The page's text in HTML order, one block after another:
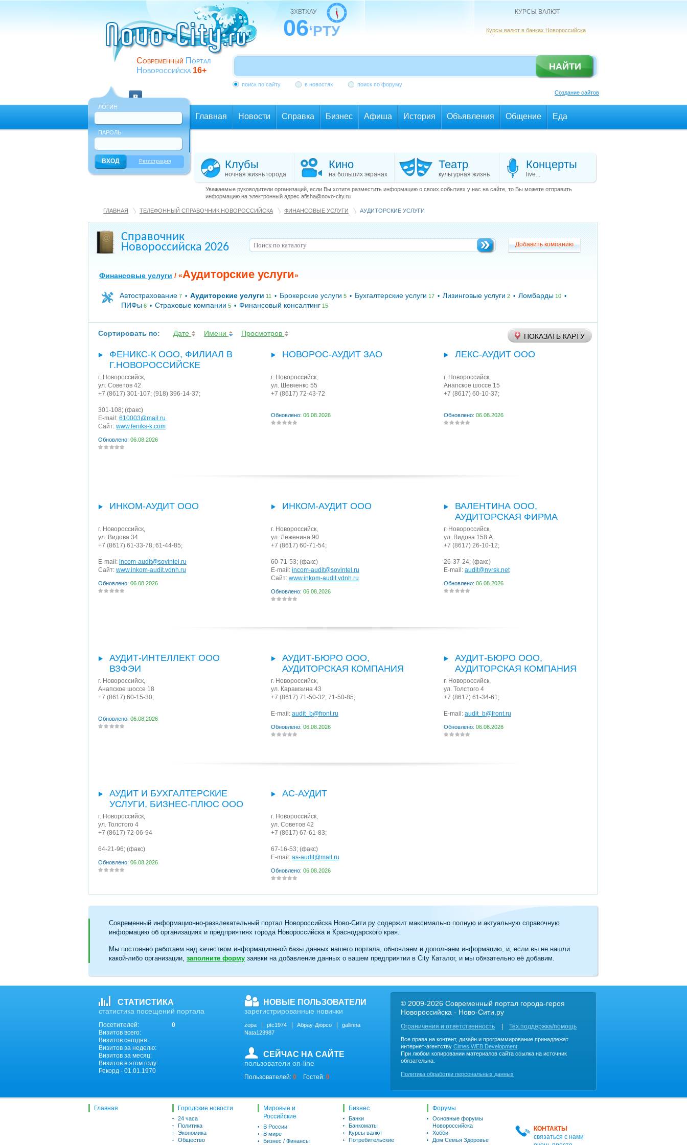
Современный Портал
Новороссийска 16+
ЗХВТХАУ
06‘РТУ
КУРСЫ ВАЛЮТ
Курсы валют в банках Новороссийска
поиск по сайту в новостях
поиск по форуму
Создание сайтов
ЛОГИН
ПАРОЛЬ
Регистрация
Главная Новости Справка Бизнес Афиша История Объявления Общение Еда
Клубы
ночная жизнь города
Кино
на больших экранах
Театр
культурная жизнь
Концерты
live...
Уважаемые руководители организаций, если Вы хотите разместить информацию о своих событиях у нас на сайте, то Вы можете отправить
информацию на электронный адрес afisha@novo-city.ru
ГЛАВНАЯ ТЕЛЕФОННЫЙ СПРАВОЧНИК НОВОРОССИЙСКА ФИНАНСОВЫЕ УСЛУГИ АУДИТОРСКИЕ УСЛУГИ
Справочник
Новороссийска 2026
Добавить компанию
Добавить компанию
Финансовые услуги / «Аудиторские услуги»
Автострахование 7 • Аудиторские услуги 11 • Брокерские услуги 5 • Бухгалтерские услуги 17 • Лизинговые услуги 2 • Ломбарды 10 •
ПИФы 6 • Страховые компании 5 • Финансовый консалтинг 15
Сортировать по: Дате Имени Просмотров ПОКАЗАТЬ КАРТУ
ФЕНИКС-К ООО, ФИЛИАЛ В
Г.НОВОРОССИЙСКЕ
г. Новороссийск,
ул. Советов 42
+7 (8617) 301-107; (918) 396-14-37;
301-108; (факс)
E-mail: 610003@mail.ru
Сайт: www.feniks-k.com
Обновлено: 06.08.2026
НОВОРОС-АУДИТ ЗАО
г. Новороссийск,
ул. Шевченко 55
+7 (8617) 72-43-72
Обновлено: 06.08.2026
ЛЕКС-АУДИТ ООО
г. Новороссийск,
Анапское шоссе 15
+7 (8617) 60-10-37;
Обновлено: 06.08.2026
ИНКОМ-АУДИТ ООО
г. Новороссийск,
ул. Видова 34
+7 (8617) 61-33-78; 61-44-85;
E-mail: incom-audit@sovintel.ru
Сайт: www.inkom-audit.vdnh.ru
Обновлено: 06.08.2026
ИНКОМ-АУДИТ ООО
г. Новороссийск,
ул. Леженина 90
+7 (8617) 60-71-54;
60-71-53; (факс)
E-mail: incom-audit@sovintel.ru
Сайт: www.inkom-audit.vdnh.ru
Обновлено: 06.08.2026
ВАЛЕНТИНА ООО,
АУДИТОРСКАЯ ФИРМА
г. Новороссийск,
ул. Видова 158 А
+7 (8617) 26-10-12;
26-37-24; (факс)
E-mail: audit@nvrsk.net
Обновлено: 06.08.2026
АУДИТ-ИНТЕЛЛЕКТ ООО
ВЗФЭИ
г. Новороссийск,
Анапское шоссе 18
+7 (8617) 60-15-30;
Обновлено: 06.08.2026
АУДИТ-БЮРО ООО,
АУДИТОРСКАЯ КОМПАНИЯ
г. Новороссийск,
ул. Карамзина 43
+7 (8617) 71-50-32; 71-50-85;
E-mail: audit_b@front.ru
Обновлено: 06.08.2026
АУДИТ-БЮРО ООО,
АУДИТОРСКАЯ КОМПАНИЯ
г. Новороссийск,
ул. Толстого 4
+7 (8617) 61-34-61;
E-mail: audit_b@front.ru
Обновлено: 06.08.2026
АУДИТ И БУХГАЛТЕРСКИЕ
УСЛУГИ, БИЗНЕС-ПЛЮС ООО
г. Новороссийск,
ул. Толстого 4
+7 (8617) 72-06-94
64-21-96; (факс)
Обновлено: 06.08.2026
АС-АУДИТ
г. Новороссийск,
ул. Советов 42
+7 (8617) 67-61-83;
67-16-53; (факс)
E-mail: as-audit@mail.ru
Обновлено: 06.08.2026
Современный информационно-развлекательный портал Новороссийска Ново-Сити.ру содержит максимально полную и актуальную справочную
информацию об организациях и предприятиях города Новороссийска и Краснодарского края.
Мы постоянно работаем над качеством информационной базы данных нашего портала, обновляем и дополняем информацию, и, если вы не нашли
какой-либо организации, заполните форму заявки на добавление данных о вашем предприятии в City Каталог, и мы обязательно её добавим.
© 2009-2026 Современный портал города-героя
Новороссийска - Ново-Сити.ру
Ограничения и ответственность Тех.поддержка/помощь
Все права на контент, дизайн и программирование принадлежат
интернет-агентству Cimes WEB Development
При любом копировании материалов сайта ссылка на источник
обязательна.
Политика обработки персональных данных
СТАТИСТИКА
статистика посещений портала
Посетителей:
0
Визитов всего:
Визитов сегодня:
Визитов за неделю:
Визитов за месяц:
Визитов в этом году:
Рекорд - 01.01.1970
НОВЫЕ ПОЛЬЗОВАТЕЛИ
зарегистрированные новички
zopa ptc1974 Абрау-Дюрсо
gallinna
Nata123987
СЕЙЧАС НА САЙТЕ
пользователи on-line
Пользователей: 0 Гостей: 0
КОНТАКТЫ
связаться с нами
Главная Городские новости
24 часа
Политика
Экономика
Общество
Мировые и
Российские
В России
В мире
Бизнес / Финансы
Бизнес
Банки
Банкоматы
Курсы валют
Потребительские
Форумы
Основные форумы
Новороссийска
Хобби
Дом Семья Здоровье